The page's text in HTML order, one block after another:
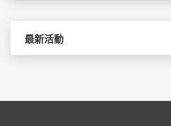
最新活動